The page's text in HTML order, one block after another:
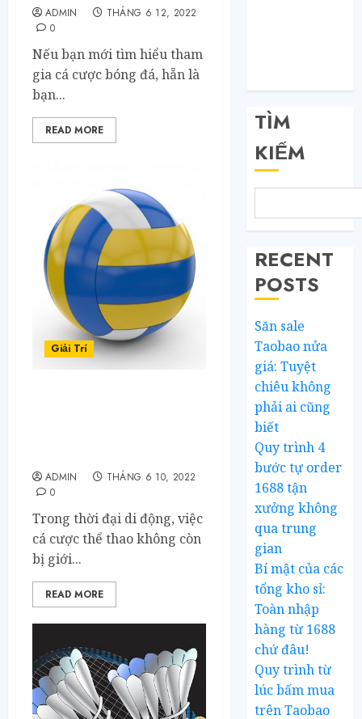
ADMIN
THÁNG 6 12, 2022
0
Nếu bạn mới tìm hiểu tham
gia cá cược bóng đá, hẵn là
bạn...
READ MORE
Giải Trí
ADMIN
THÁNG 6 10, 2022
0
Trong thời đại di động, việc
cá cược thể thao không còn
bị giới...
READ MORE
TÌM
KIẾM
RECENT
POSTS
Săn sale
Taobao nửa
giá: Tuyệt
chiêu không
phải ai cũng
biết
Quy trình 4
bước tự order
1688 tận
xưởng không
qua trung
gian
Bí mật của các
tổng kho sỉ:
Toàn nhập
hàng từ 1688
chứ đâu!
Quy trình từ
lúc bấm mua
trên Taobao